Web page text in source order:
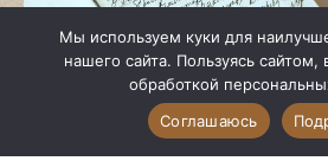
Мы используем куки для
нашего сайта. Пользуясь сайтом,
обработкой
Соглашаюсь